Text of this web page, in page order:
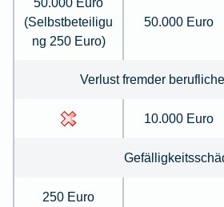
(Selbstbeteiligu
ng 250 Euro)
50.000 Euro
Verlust fremder
10.000 Euro
250 Euro